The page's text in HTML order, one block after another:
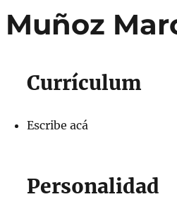
Muñoz
Currículum
Escribe acá
Personalidad